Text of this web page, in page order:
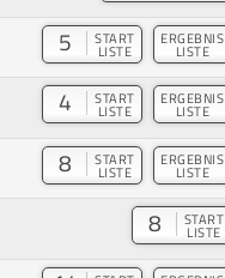
5 START
LISTE
ERGEBNIS
LISTE
4 START
LISTE
ERGEBNIS
LISTE
8 START
LISTE
ERGEBNIS
LISTE
8 START
LISTE